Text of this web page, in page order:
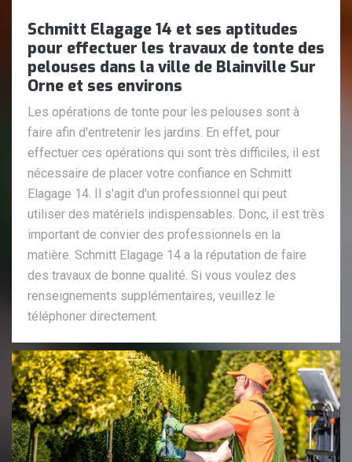
Schmitt Elagage 14 et ses aptitudes
pour effectuer les travaux de tonte des
pelouses dans la ville de Blainville Sur
Orne et ses environs
Les opérations de tonte pour les pelouses sont à
faire afin d'entretenir les jardins. En effet, pour
effectuer ces opérations qui sont très difficiles, il est
nécessaire de placer votre confiance en Schmitt
Elagage 14. Il s'agit d'un professionnel qui peut
utiliser des matériels indispensables. Donc, il est très
important de convier des professionnels en la
matière. Schmitt Elagage 14 a la réputation de faire
des travaux de bonne qualité. Si vous voulez des
renseignements supplémentaires, veuillez le
téléphoner directement.